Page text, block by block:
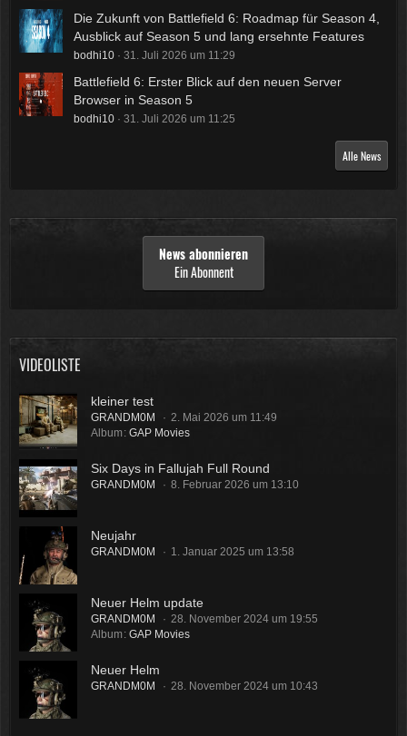
Die Zukunft von Battlefield 6: Roadmap für Season 4,
Ausblick auf Season 5 und lang ersehnte Features
bodhi10 31. Juli 2026 um 11:29
Battlefield 6: Erster Blick auf den neuen Server
Browser in Season 5
bodhi10 31. Juli 2026 um 11:25
Alle News
News abonnieren
Ein Abonnent
VIDEOLISTE
kleiner test
GRANDM0M
2. Mai 2026 um 11:49
Album GAP Movies
Six Days in Fallujah Full Round
GRANDM0M 8. Februar 2026 um 13:10
Neujahr
GRANDM0M 1. Januar 2025 um 13:58
Neuer Helm update
GRANDM0M
28. November 2024 um 19:55
Album GAP Movies
Neuer Helm
GRANDM0M 28. November 2024 um 10:43